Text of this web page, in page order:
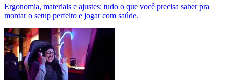
Ergonomia, materiais e ajustes: tudo o que você precisa saber pra
montar o setup perfeito e jogar com saúde.